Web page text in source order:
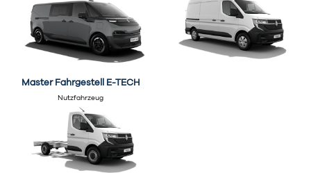
Master Fahrgestell E-TECH
Nutzfahrzeug